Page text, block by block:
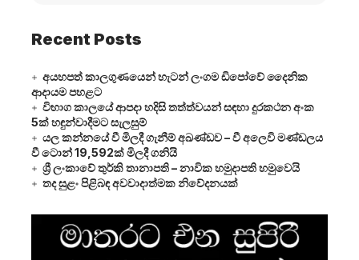
Recent Posts
අයහපත් කාලගුණයෙන් හැටන් ලංගම ඩිපෝවේ දෛනික
ආදායම පහළට
විභාග කාලයේ ආපදා හදිසි තත්ත්වයන් සඳහා දුරකථන අංක
5ක් හඳුන්වාදීමට සැලසුම්
යල කන්නයේ වී මිලදී ගැනීම් අඛණ්ඩව – වී අලෙවි මණ්ඩලය
වී ටොන් 19,592ක් මිලදී ගනියි
ශ්‍රී ලංකාවේ තුර්කි තානාපති – නාවික හමුදාපති හමුවෙයි
තද සුළං පිළිබඳ අවවාදාත්මක නිවේදනයක්
Player